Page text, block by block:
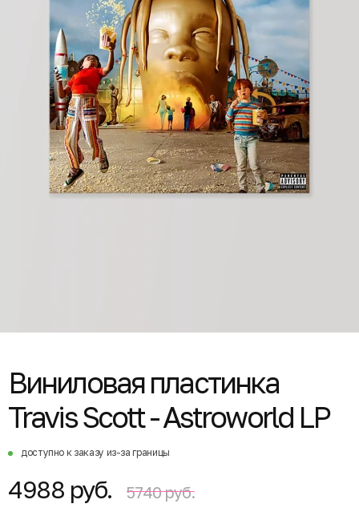
Виниловая пластинка
Travis Scott - Astroworld LP
доступно к заказу из-за границы
4988 руб. 5740 руб.